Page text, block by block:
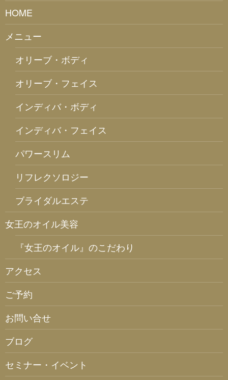
HOME
メニュー
オリーブ・ボディ
オリーブ・フェイス
インディバ・ボディ
インディバ・フェイス
パワースリム
リフレクソロジー
ブライダルエステ
女王のオイル美容
『女王のオイル』のこだわり
アクセス
ご予約
お問い合せ
ブログ
セミナー・イベント